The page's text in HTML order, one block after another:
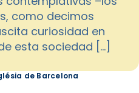
como decimos
curiosidad en
esta sociedad […]
de Barcelona